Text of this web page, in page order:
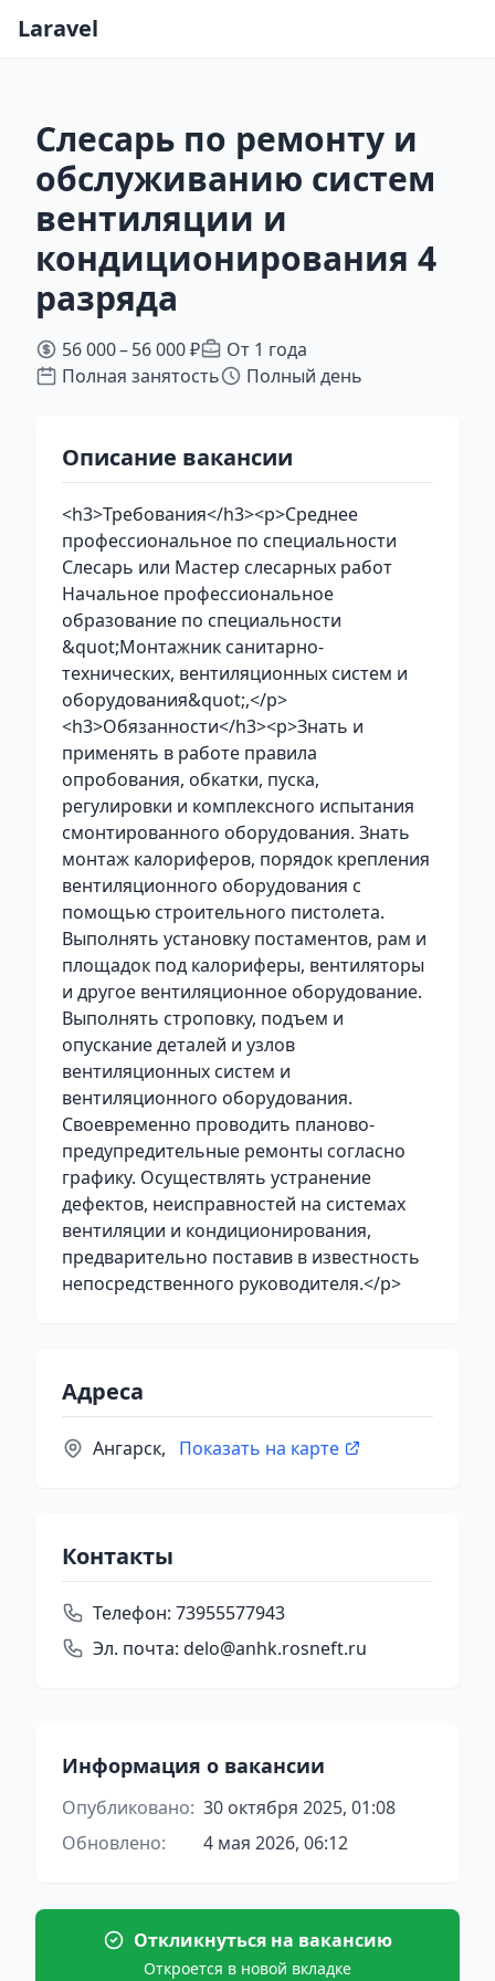
Laravel
Слесарь по ремонту и
обслуживанию систем
вентиляции и
кондиционирования 4
разряда
56 000 – 56 000 ₽
От 1 года
Полная занятость
Полный день
Описание вакансии
<h3>Требования</h3><p>Среднее
профессиональное по специальности
Слесарь или Мастер слесарных работ
Начальное профессиональное
образование по специальности
&quot;Монтажник санитарно-
технических, вентиляционных систем и
оборудования&quot;,</p>
<h3>Обязанности</h3><p>Знать и
применять в работе правила
опробования, обкатки, пуска,
регулировки и комплексного испытания
смонтированного оборудования. Знать
монтаж калориферов, порядок крепления
вентиляционного оборудования с
помощью строительного пистолета.
Выполнять установку постаментов, рам и
площадок под калориферы, вентиляторы
и другое вентиляционное оборудование.
Выполнять строповку, подъем и
опускание деталей и узлов
вентиляционных систем и
вентиляционного оборудования.
Своевременно проводить планово-
предупредительные ремонты согласно
графику. Осуществлять устранение
дефектов, неисправностей на системах
вентиляции и кондиционирования,
предварительно поставив в известность
непосредственного руководителя.</p>
Адреса
Ангарск, Показать на карте
Контакты
Телефон: 73955577943
Эл. почта: delo@anhk.rosneft.ru
Информация о вакансии
Опубликовано: 30 октября 2025, 01:08
Обновлено:
4 мая 2026, 06:12
Откликнуться на вакансию
Откроется в новой вкладке